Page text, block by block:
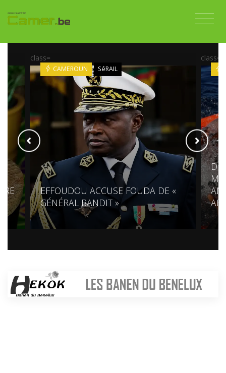
class=
CAMEROUN SéRAIL
EFFOUDOU ACCUSE FOUDA DE «
GÉNÉRAL BANDIT »
class=